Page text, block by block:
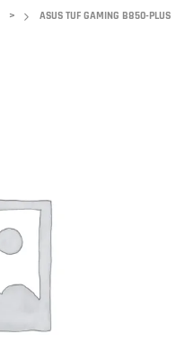
>
ASUS TUF GAMING B850-PLUS